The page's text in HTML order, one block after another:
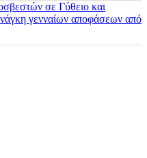
σε Γύθειο και
γενναίων αποφάσεων από